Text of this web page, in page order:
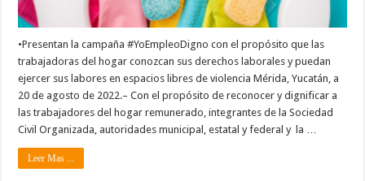
•Presentan la campaña #YoEmpleoDigno con el propósito que las
trabajadoras del hogar conozcan sus derechos laborales y puedan
ejercer sus labores en espacios libres de violencia Mérida, Yucatán, a
20 de agosto de 2022.– Con el propósito de reconocer y dignificar a
las trabajadores del hogar remunerado, integrantes de la Sociedad
Civil Organizada, autoridades municipal, estatal y federal y la …
Leer Mas ...